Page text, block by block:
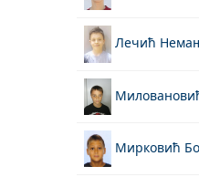
Лечић
Мирковић